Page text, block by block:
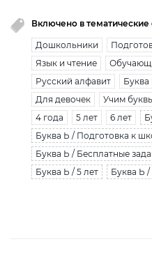
Включено в
Дошкольники
Язык и чтение
Русский алфавит
Буква
Для девочек
Учим
4 года
5 лет 6 лет
Буква Ь / Подготовка к
Буква Ь / Бесплатные
Буква Ь / 5 лет
Буква Ь /